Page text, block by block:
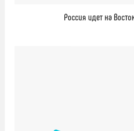
Россия идет на